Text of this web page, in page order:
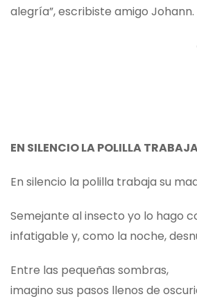
alegría”, escribiste amigo Johann.
EN SILENCIO LA POLILLA
En silencio la polilla trabaja su
Semejante al insecto yo lo hago
infatigable y, como la noche,
Entre las pequeñas sombras,
imagino sus pasos llenos de